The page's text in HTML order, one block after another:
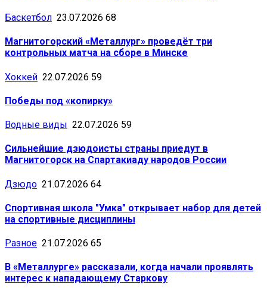
Баскетбол 23.07.2026 68
Магнитогорский «Металлург» проведёт три
контрольных матча на сборе в Минске
Хоккей 22.07.2026 59
Победы под «копирку»
Водные виды 22.07.2026 59
Сильнейшие дзюдоисты страны приедут в
Магнитогорск на Спартакиаду народов России
Дзюдо 21.07.2026 64
Спортивная школа "Умка" открывает набор для детей
на спортивные дисциплины
Разное 21.07.2026 65
В «Металлурге» рассказали, когда начали проявлять
интерес к нападающему Старкову